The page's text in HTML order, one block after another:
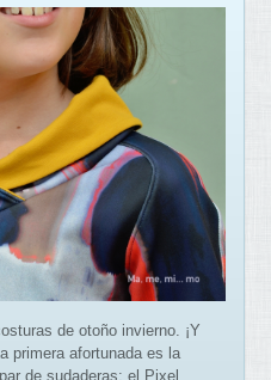
de otoño invierno. ¡Y
primera afortunada es la
de sudaderas: el Pixel